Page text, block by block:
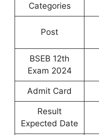
Categories
Post
BSEB 12th
Exam 2024
Admit Card
Result
Expected Date